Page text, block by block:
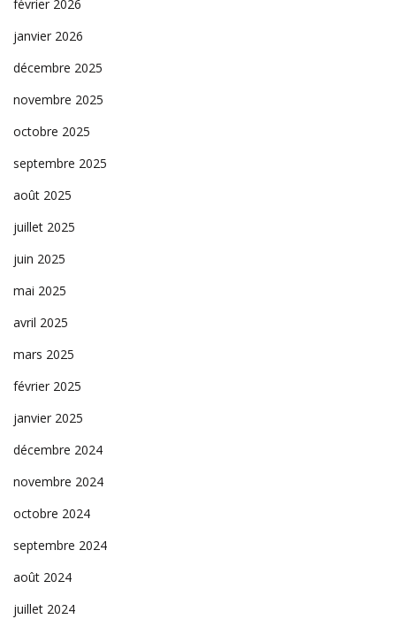
février 2026
janvier 2026
décembre 2025
novembre 2025
octobre 2025
septembre 2025
août 2025
juillet 2025
juin 2025
mai 2025
avril 2025
mars 2025
février 2025
janvier 2025
décembre 2024
novembre 2024
octobre 2024
septembre 2024
août 2024
juillet 2024